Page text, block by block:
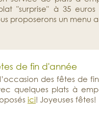
"surprise" à 35
proposerons un menu
de fin d'année
des fêtes de
quelques plats à
ici! Joyeuses fêtes!